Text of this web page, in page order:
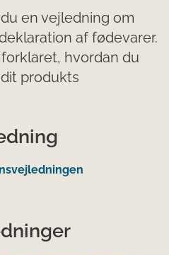
en vejledning om
af fødevarer.
hvordan du
produkts